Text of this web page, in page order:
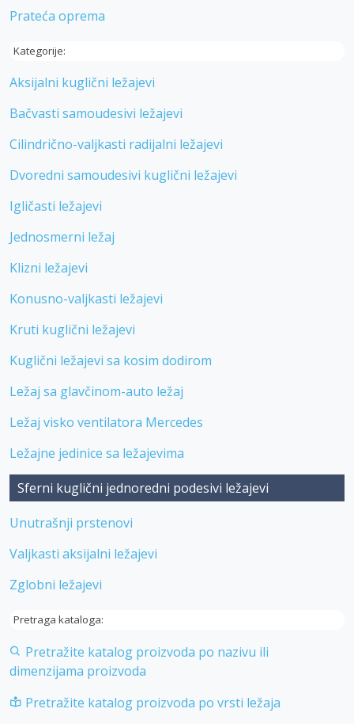
Prateća oprema
Kategorije:
Aksijalni kuglični ležajevi
Bačvasti samoudesivi ležajevi
Cilindrično-valjkasti radijalni ležajevi
Dvoredni samoudesivi kuglični ležajevi
Igličasti ležajevi
Jednosmerni ležaj
Klizni ležajevi
Konusno-valjkasti ležajevi
Kruti kuglični ležajevi
Kuglični ležajevi sa kosim dodirom
Ležaj sa glavčinom-auto ležaj
Ležaj visko ventilatora Mercedes
Ležajne jedinice sa ležajevima
Sferni kuglični jednoredni podesivi ležajevi
Unutrašnji prstenovi
Valjkasti aksijalni ležajevi
Zglobni ležajevi
Pretraga kataloga:
Pretražite katalog proizvoda po nazivu ili
dimenzijama proizvoda
Pretražite katalog proizvoda po vrsti ležaja